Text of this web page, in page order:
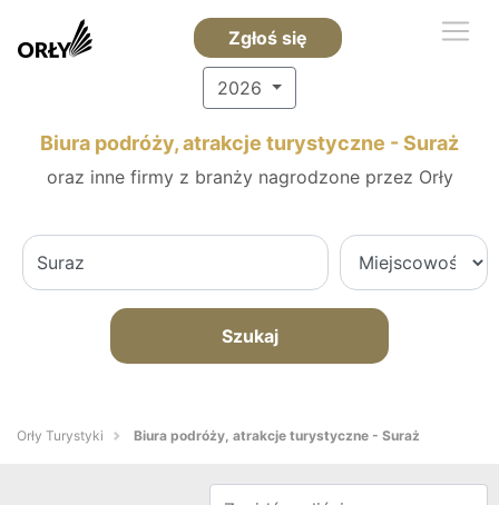
Zgłoś się
2026
Biura podróży, atrakcje turystyczne - Suraż
oraz inne firmy z branży nagrodzone przez Orły
Szukaj
Orły Turystyki Biura podróży, atrakcje turystyczne - Suraż